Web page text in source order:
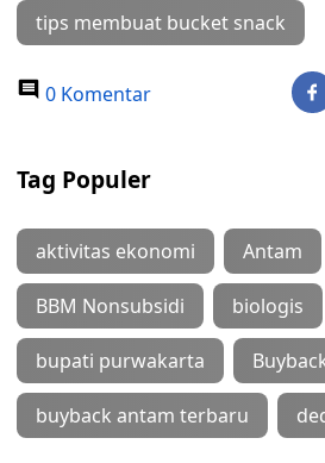
tips membuat bucket snack
0 Komentar
Tag Populer
aktivitas ekonomi Antam
BBM Nonsubsidi biologis
bupati purwakarta
buyback antam terbaru